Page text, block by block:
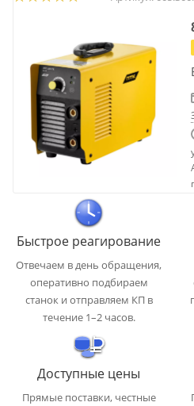
Быстрое реагирование
Отвечаем в день обращения,
оперативно подбираем
станок и отправляем КП в
течение 1–2 часов.
Доступные цены
Прямые поставки, честные